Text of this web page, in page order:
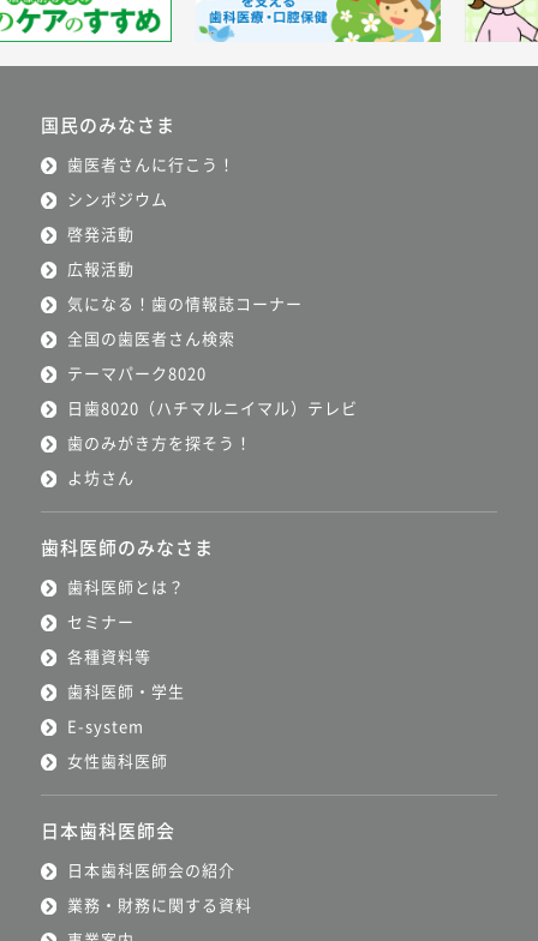
国民のみなさま
歯医者さんに行こう！
シンポジウム
啓発活動
広報活動
気になる！歯の情報誌コーナー
全国の歯医者さん検索
テーマパーク8020
日歯8020（ハチマルニイマル）テレビ
歯のみがき方を探そう！
よ坊さん
歯科医師のみなさま
歯科医師とは？
セミナー
各種資料等
歯科医師・学生
E-system
女性歯科医師
日本歯科医師会
日本歯科医師会の紹介
業務・財務に関する資料